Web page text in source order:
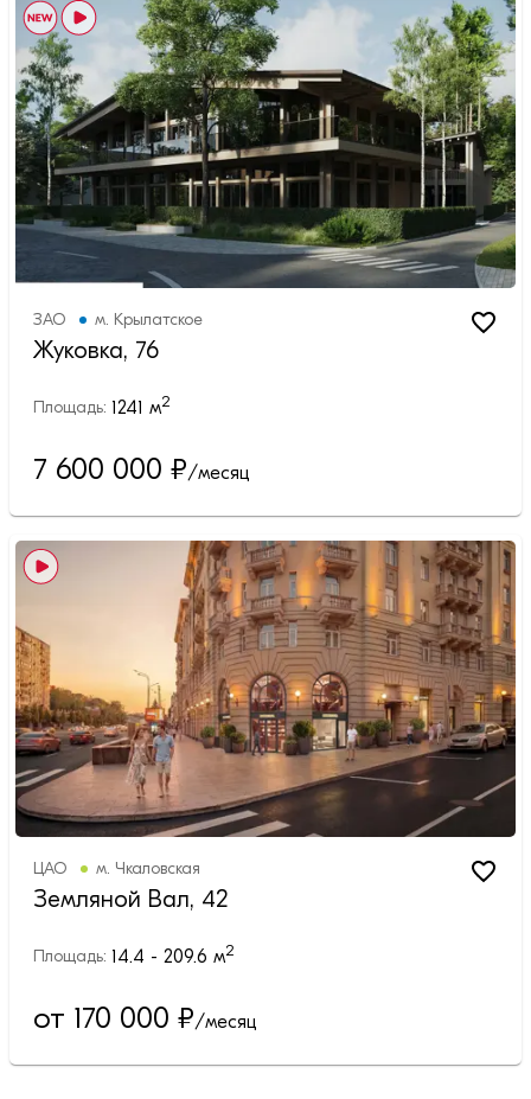
ЗАО м. Крылатское
Жуковка, 76
Площадь: 1241 м2
7 600 000 ₽/месяц
ЦАО м. Чкаловская
Земляной Вал, 42
Площадь: 14.4 - 209.6 м2
от 170 000 ₽/месяц